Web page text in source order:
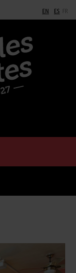
EN ES FR